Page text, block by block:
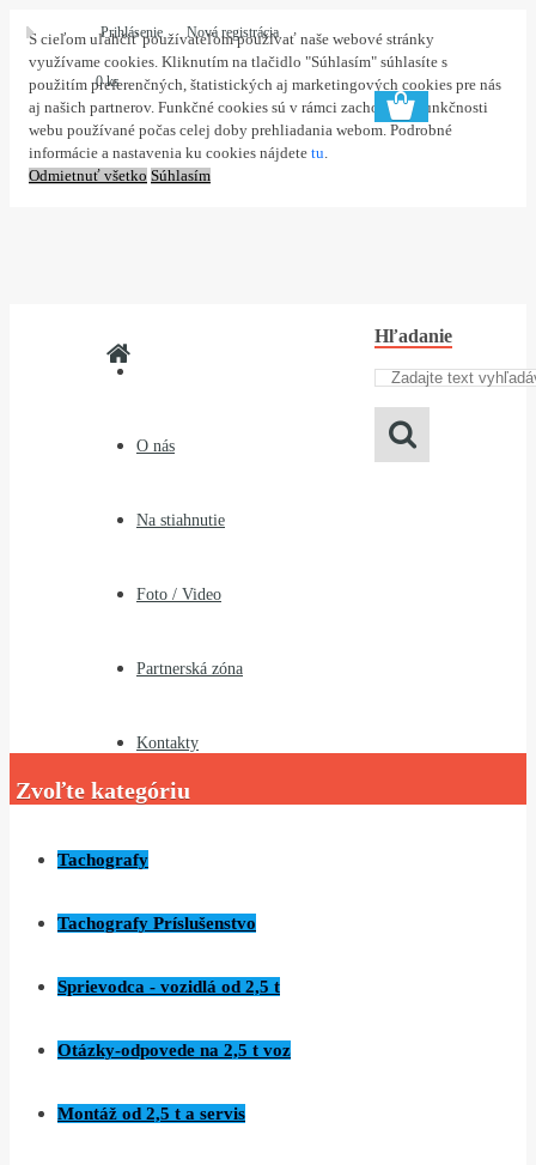
S cieľom uľahčiť používateľom používať naše webové stránky
využívame cookies. Kliknutím na tlačidlo "Súhlasím" súhlasíte s
použitím preferenčných, štatistických aj marketingových cookies pre nás
aj našich partnerov. Funkčné cookies sú v rámci zachovania funkčnosti
webu používané počas celej doby prehliadania webom. Podrobné
informácie a nastavenia ku cookies nájdete tu.
Odmietnuť všetko Súhlasím
O nás
Na stiahnutie
Foto / Video
Partnerská zóna
Kontakty
Hľadanie
Prihlásenie Nová registrácia
0 ks
Zvoľte kategóriu
Tachografy
Tachografy Príslušenstvo
Sprievodca - vozidlá od 2,5 t
Otázky-odpovede na 2,5 t voz
Montáž od 2,5 t a servis